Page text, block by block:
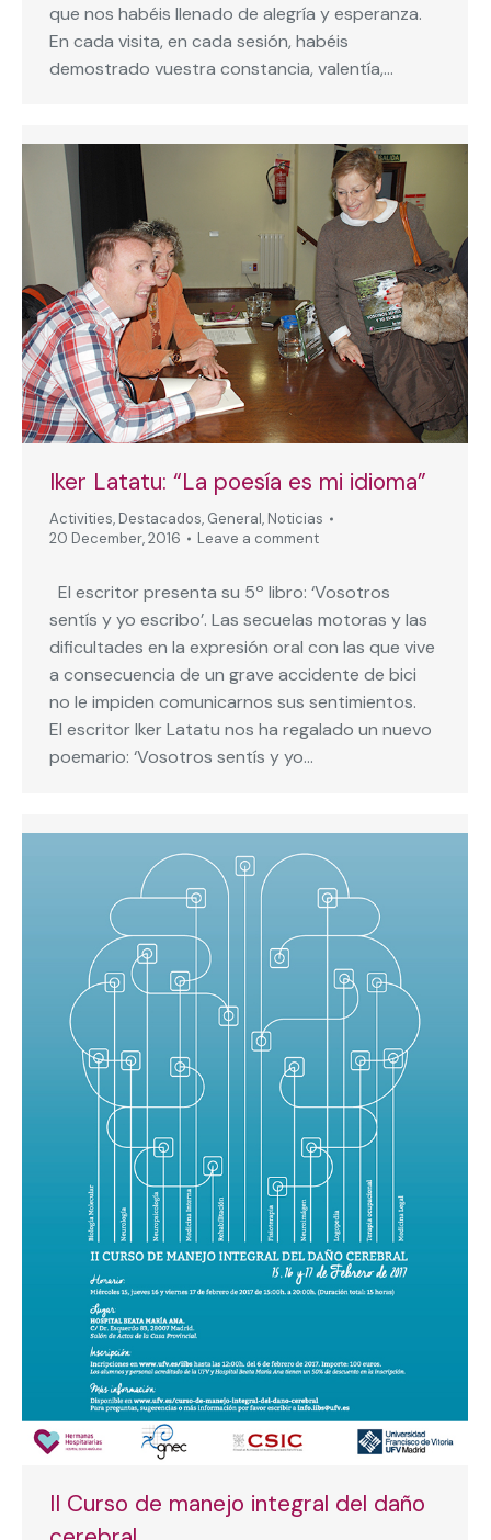
que nos habéis llenado de alegría y esperanza.
En cada visita, en cada sesión, habéis
demostrado vuestra constancia, valentía,…
Iker Latatu: “La poesía es mi idioma”
Activities, Destacados, General, Noticias
20 December, 2016
Leave a comment
El escritor presenta su 5º libro: ‘Vosotros
sentís y yo escribo’. Las secuelas motoras y las
dificultades en la expresión oral con las que vive
a consecuencia de un grave accidente de bici
no le impiden comunicarnos sus sentimientos.
El escritor Iker Latatu nos ha regalado un nuevo
poemario: ‘Vosotros sentís y yo…
II Curso de manejo integral del daño